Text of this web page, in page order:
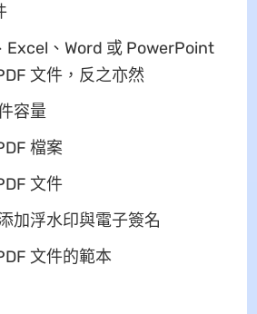
Excel、Word 或 PowerPoint
文件，反之亦然
容量
檔案
文件
加浮水印與電子簽名
文件的範本